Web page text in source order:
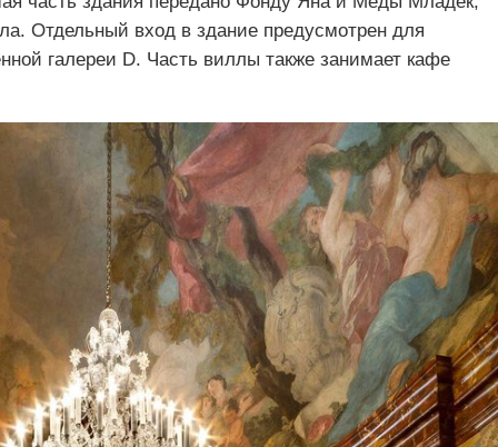
Отдельный вход в здание предусмотрен для
галереи D. Часть виллы также занимает кафе